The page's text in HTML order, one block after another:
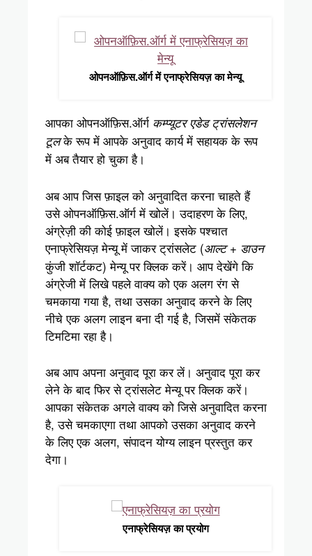
ओपनऑफ़िस.ऑर्ग में एनाफ्रेसियज़ का मेन्यू
आपका ओपनऑफ़िस.ऑर्ग कम्प्यूटर एडेड ट्रांसलेशन
टूलके रूप में आपके अनुवाद कार्य में सहायक के रूप
में अब तैयार हो चुका है।
अब आप जिस फ़ाइल को अनुवादित करना चाहते हैं
उसे ओपनऑफ़िस.ऑर्ग में खोलें। उदाहरण के लिए,
अंग्रेज़ी की कोई फ़ाइल खोलें। इसके पश्चात
एनाफ्रेसियज़ मेन्यू में जाकर ट्रांसलेट (आल्ट + डाउन
कुंजी शॉर्टकट) मेन्यू पर क्लिक करें। आप देखेंगे कि
अंग्रेजी में लिखे पहले वाक्य को एक अलग रंग से
चमकाया गया है, तथा उसका अनुवाद करने के लिए
नीचे एक अलग लाइन बना दी गई है, जिसमें संकेतक
टिमटिमा रहा है।
अब आप अपना अनुवाद पूरा कर लें। अनुवाद पूरा कर
लेने के बाद फिर से ट्रांसलेट मेन्यू पर क्लिक करें।
आपका संकेतक अगले वाक्य को जिसे अनुवादित करना
है, उसे चमकाएगा तथा आपको उसका अनुवाद करने
के लिए एक अलग, संपादन योग्य लाइन प्रस्तुत कर
देगा।
एनाफ्रेसियज़ का प्रयोग